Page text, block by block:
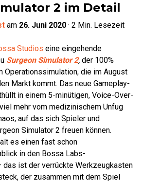
2 im Detail
am 26. Juni 2020 · 2 Min. Lesezeit
Studios eine eingehende
Surgeon Simulator 2, der 100%
Operationssimulation, die im August
Markt kommt. Das neue Gameplay-
in einem 5-minütigen, Voice-Over-
mehr vom medizinischem Unfug
auf das sich Spieler und
Simulator 2 freuen können.
es einen fast schon
in den Bossa Labs-
das ist der verrückte Werkzeugkasten
der zusammen mit dem Spiel